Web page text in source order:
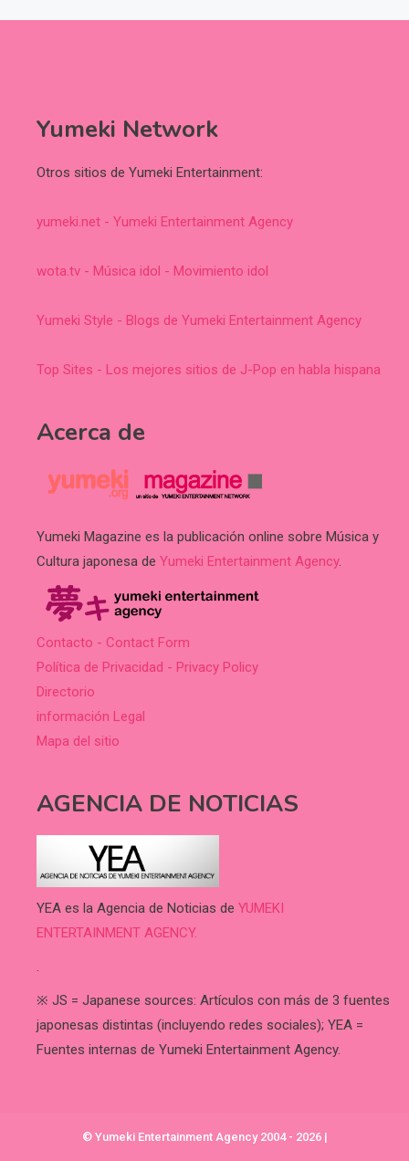
Yumeki Network
Otros sitios de Yumeki Entertainment:
yumeki.net - Yumeki Entertainment Agency
wota.tv - Música idol - Movimiento idol
Yumeki Style - Blogs de Yumeki Entertainment Agency
Top Sites - Los mejores sitios de J-Pop en habla hispana
Acerca de
Yumeki Magazine es la publicación online sobre Música y
Cultura japonesa de Yumeki Entertainment Agency.
Contacto - Contact Form
Política de Privacidad - Privacy Policy
Directorio
información Legal
Mapa del sitio
AGENCIA DE NOTICIAS
YEA es la Agencia de Noticias de YUMEKI
ENTERTAINMENT AGENCY.
.
※ JS = Japanese sources: Artículos con más de 3 fuentes
japonesas distintas (incluyendo redes sociales); YEA =
Fuentes internas de Yumeki Entertainment Agency.
© Yumeki Entertainment Agency 2004 - 2026 |